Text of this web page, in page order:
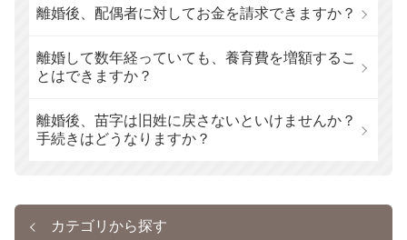
離婚後、配偶者に対してお金を請求できますか？
離婚して数年経っていても、養育費を増額するこ
とはできますか？
離婚後、苗字は旧姓に戻さないといけませんか？
手続きはどうなりますか？
カテゴリから探す